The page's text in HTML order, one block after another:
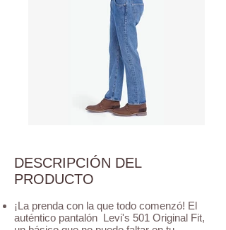
DESCRIPCIÓN DEL
PRODUCTO
¡La prenda con la que todo comenzó! El
auténtico pantalón Levi's 501 Original Fit,